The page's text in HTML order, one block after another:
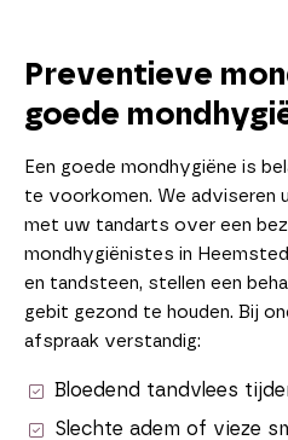
Preventieve
goede
Een goede mondhygiëne is
te voorkomen. We adviseren
met uw tandarts over een
mondhygiënistes in
en tandsteen, stellen een
gebit gezond te houden. Bij
afspraak verstandig:
Bloedend tandvlees
Slechte adem of vieze